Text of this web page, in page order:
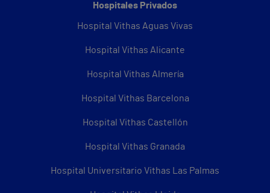
Hospitales Privados
Hospital Vithas Aguas Vivas
Hospital Vithas Alicante
Hospital Vithas Almería
Hospital Vithas Barcelona
Hospital Vithas Castellón
Hospital Vithas Granada
Hospital Universitario Vithas Las Palmas